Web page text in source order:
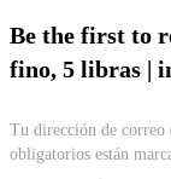
Be the first to
fino, 5 libras |
Tu dirección de correo
obligatorios están